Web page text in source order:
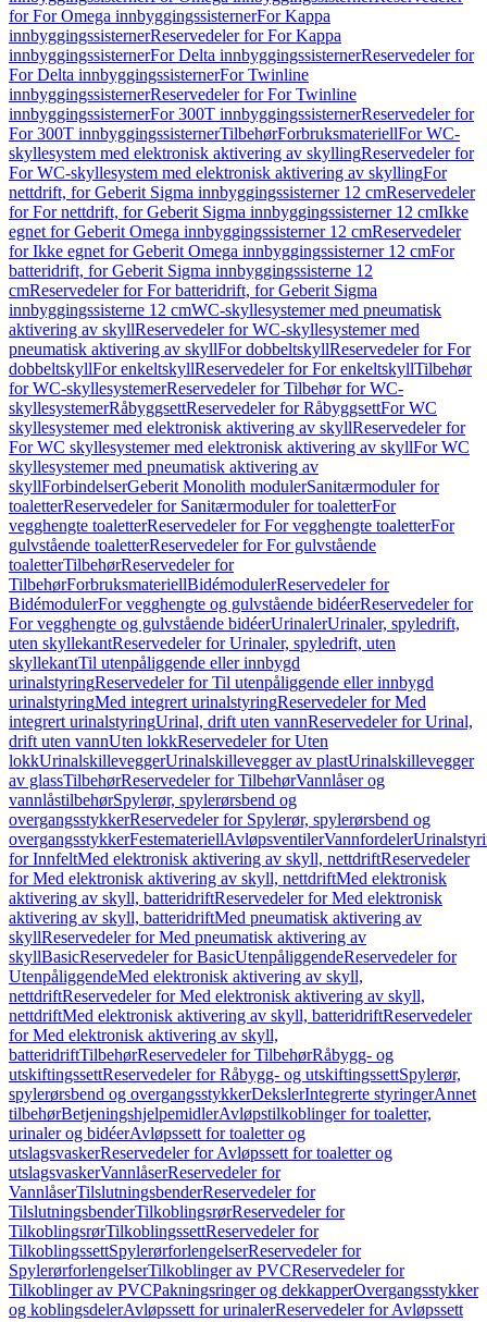
for For Omega innbyggingssisternerFor Kappa
innbyggingssisternerReservedeler for For Kappa
innbyggingssisternerFor Delta innbyggingssisternerReservedeler for
For Delta innbyggingssisternerFor Twinline
innbyggingssisternerReservedeler for For Twinline
innbyggingssisternerFor 300T innbyggingssisternerReservedeler for
For 300T innbyggingssisternerTilbehørForbruksmateriellFor WC-
skyllesystem med elektronisk aktivering av skyllingReservedeler for
For WC-skyllesystem med elektronisk aktivering av skyllingFor
nettdrift, for Geberit Sigma innbyggingssisterner 12 cmReservedeler
for For nettdrift, for Geberit Sigma innbyggingssisterner 12 cmIkke
egnet for Geberit Omega innbyggingssisterner 12 cmReservedeler
for Ikke egnet for Geberit Omega innbyggingssisterner 12 cmFor
batteridrift, for Geberit Sigma innbyggingssisterne 12
cmReservedeler for For batteridrift, for Geberit Sigma
innbyggingssisterne 12 cmWC-skyllesystemer med pneumatisk
aktivering av skyllReservedeler for WC-skyllesystemer med
pneumatisk aktivering av skyllFor dobbeltskyllReservedeler for For
dobbeltskyllFor enkeltskyllReservedeler for For enkeltskyllTilbehør
for WC-skyllesystemerReservedeler for Tilbehør for WC-
skyllesystemerRåbyggsettReservedeler for RåbyggsettFor WC
skyllesystemer med elektronisk aktivering av skyllReservedeler for
For WC skyllesystemer med elektronisk aktivering av skyllFor WC
skyllesystemer med pneumatisk aktivering av
skyllForbindelserGeberit Monolith modulerSanitærmoduler for
toaletterReservedeler for Sanitærmoduler for toaletterFor
vegghengte toaletterReservedeler for For vegghengte toaletterFor
gulvstående toaletterReservedeler for For gulvstående
toaletterTilbehørReservedeler for
TilbehørForbruksmateriellBidémodulerReservedeler for
BidémodulerFor vegghengte og gulvstående bidéerReservedeler for
For vegghengte og gulvstående bidéerUrinalerUrinaler, spyledrift,
uten skyllekantReservedeler for Urinaler, spyledrift, uten
skyllekantTil utenpåliggende eller innbygd
urinalstyringReservedeler for Til utenpåliggende eller innbygd
urinalstyringMed integrert urinalstyringReservedeler for Med
integrert urinalstyringUrinal, drift uten vannReservedeler for Urinal,
drift uten vannUten lokkReservedeler for Uten
lokkUrinalskilleveggerUrinalskillevegger av plastUrinalskillevegger
av glassTilbehørReservedeler for TilbehørVannlåser og
vannlåstilbehørSpylerør, spylerørsbend og
overgangsstykkerReservedeler for Spylerør, spylerørsbend og
overgangsstykkerFestemateriellAvløpsventilerVannfordeler
for InnfeltMed elektronisk aktivering av skyll, nettdriftReservedeler
for Med elektronisk aktivering av skyll, nettdriftMed elektronisk
aktivering av skyll, batteridriftReservedeler for Med elektronisk
aktivering av skyll, batteridriftMed pneumatisk aktivering av
skyllReservedeler for Med pneumatisk aktivering av
skyllBasicReservedeler for BasicUtenpåliggendeReservedeler for
UtenpåliggendeMed elektronisk aktivering av skyll,
nettdriftReservedeler for Med elektronisk aktivering av skyll,
nettdriftMed elektronisk aktivering av skyll, batteridriftReservedeler
for Med elektronisk aktivering av skyll,
batteridriftTilbehørReservedeler for TilbehørRåbygg- og
utskiftingssettReservedeler for Råbygg- og utskiftingssettSpylerør,
spylerørsbend og overgangsstykkerDekslerIntegrerte styringerAnnet
tilbehørBetjeningshjelpemidlerAvløpstilkoblinger for toaletter,
urinaler og bidéerAvløpssett for toaletter og
utslagsvaskerReservedeler for Avløpssett for toaletter og
utslagsvaskerVannlåserReservedeler for
VannlåserTilslutningsbenderReservedeler for
TilslutningsbenderTilkoblingsrørReservedeler for
TilkoblingsrørTilkoblingssettReservedeler for
TilkoblingssettSpylerørforlengelserReservedeler for
SpylerørforlengelserTilkoblinger av PVCReservedeler for
Tilkoblinger av PVCPakningsringer og dekkapperOvergangsstykker
og koblingsdelerAvløpssett for urinalerReservedeler for Avløpssett